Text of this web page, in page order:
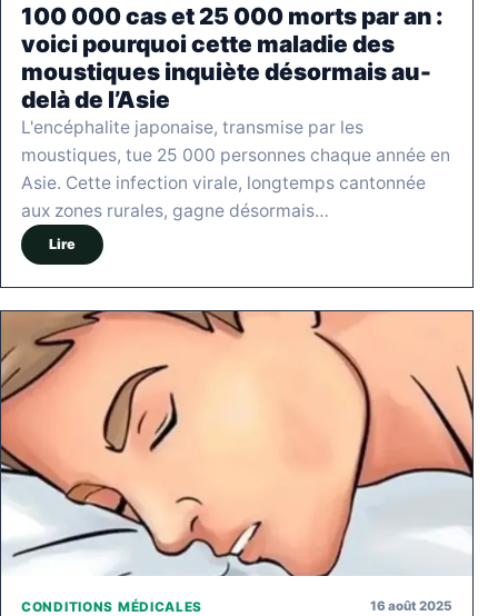
100 000 cas et 25 000 morts par an :
voici pourquoi cette maladie des
moustiques inquiète désormais au-
delà de l’Asie
L'encéphalite japonaise, transmise par les
moustiques, tue 25 000 personnes chaque année en
Asie. Cette infection virale, longtemps cantonnée
aux zones rurales, gagne désormais…
Lire
CONDITIONS MÉDICALES 16 août 2025